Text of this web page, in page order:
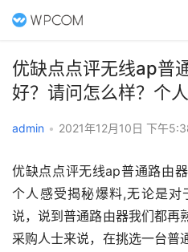
优缺点点评无线ap普
好？请问怎么样？个
admin • 2021年12月10日 下午
优缺点点评无线ap普通路由
个人感受揭秘爆料,无论是
说，说到普通路由器我们都再
采购人士来说，在挑选一台普